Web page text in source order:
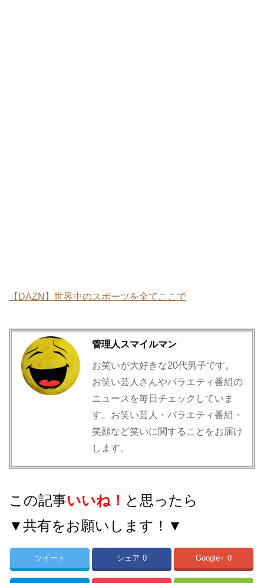
【DAZN】世界中のスポーツを全てここで
管理人スマイルマン
お笑いが大好きな20代男子です。
お笑い芸人さんやバラエティ番組の
ニュースを毎日チェックしていま
す。お笑い芸人・バラエティ番組・
笑顔など笑いに関することをお届け
します。
この記事いいね！ と思ったら
▼共有をお願いします！▼
ツイート シェア 0 Google+ 0